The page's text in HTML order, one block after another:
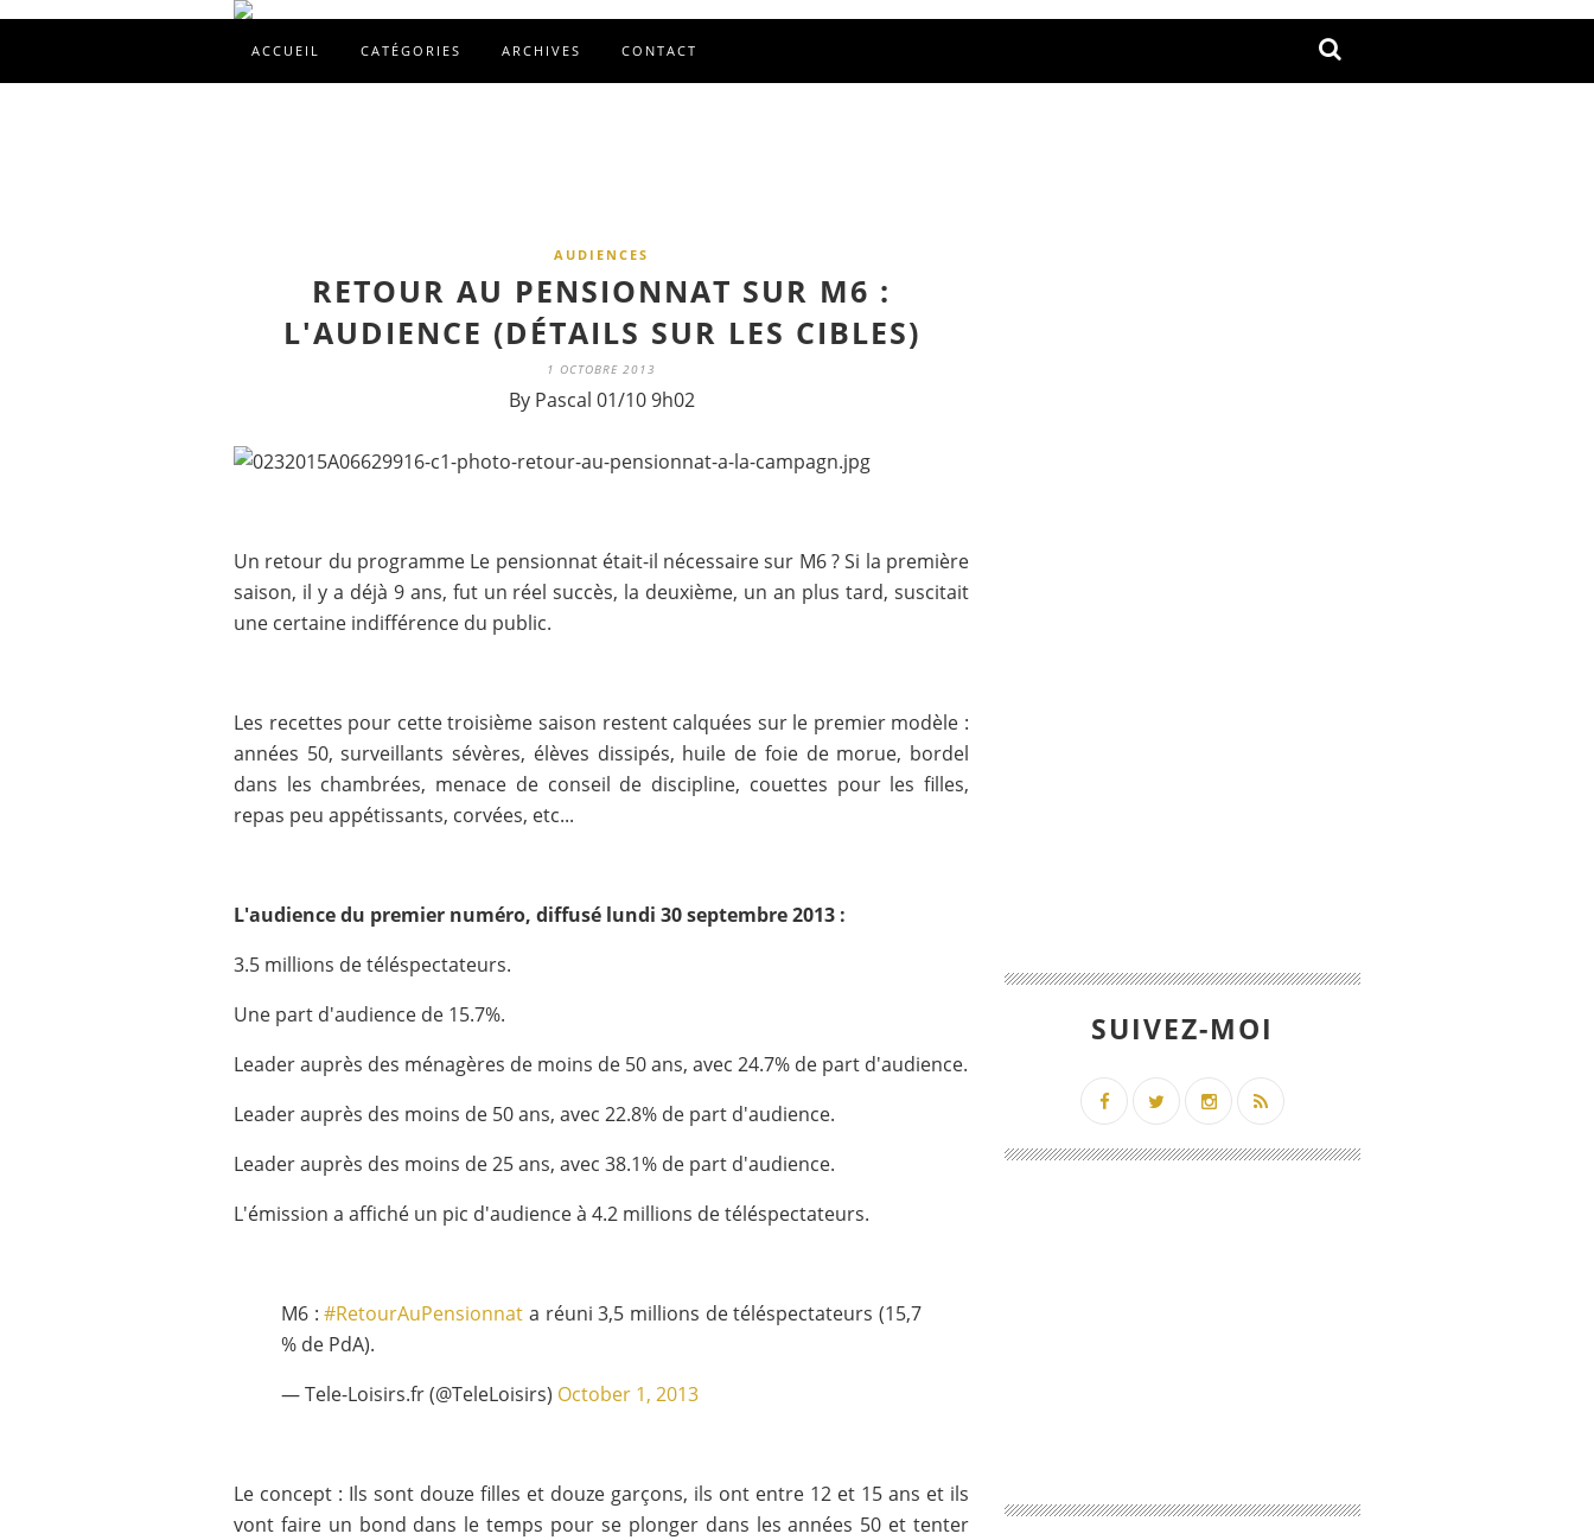
ACCUEIL CATÉGORIES ARCHIVES CONTACT
AUDIENCES
RETOUR AU PENSIONNAT SUR M6 :
L'AUDIENCE (DÉTAILS SUR LES CIBLES)
1 OCTOBRE 2013
By Pascal 01/10 9h02
Un retour du programme Le pensionnat était-il nécessaire sur M6 ? Si la première
saison, il y a déjà 9 ans, fut un réel succès, la deuxième, un an plus tard, suscitait
une certaine indifférence du public.
Les recettes pour cette troisième saison restent calquées sur le premier modèle :
années 50, surveillants sévères, élèves dissipés, huile de foie de morue, bordel
dans les chambrées, menace de conseil de discipline, couettes pour les filles,
repas peu appétissants, corvées, etc...
L'audience du premier numéro, diffusé lundi 30 septembre 2013 :
3.5 millions de téléspectateurs.
Une part d'audience de 15.7%.
Leader auprès des ménagères de moins de 50 ans, avec 24.7% de part d'audience.
Leader auprès des moins de 50 ans, avec 22.8% de part d'audience.
Leader auprès des moins de 25 ans, avec 38.1% de part d'audience.
L'émission a affiché un pic d'audience à 4.2 millions de téléspectateurs.
M6 :#RetourAuPensionnat a réuni 3,5 millions de téléspectateurs (15,7
% de PdA).
— Tele-Loisirs.fr (@TeleLoisirs) October 1, 2013
Le concept : Ils sont douze filles et douze garçons, ils ont entre 12 et 15 ans et ils
vont faire un bond dans le temps pour se plonger dans les années 50 et tenter
SUIVEZ-MOI